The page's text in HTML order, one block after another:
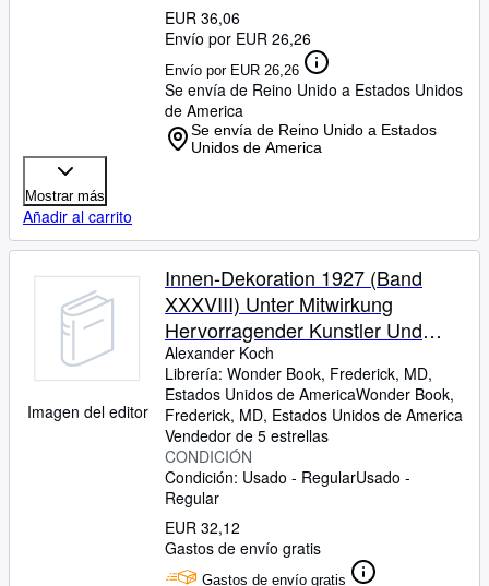
EUR 36,06
Envío por EUR 26,26
Envío por EUR 26,26
Se envía de Reino Unido a Estados Unidos
de America
Se envía de Reino Unido a Estados
Unidos de America
Mostrar más
Añadir al carrito
Imagen del editor
Innen-Dekoration 1927 (Band
XXXVIII) Unter Mitwirkung
Hervorragender Kunstler Und
Fachleute Herausgegeben Und
Geleitet von
Alexander Koch
Librería: Wonder Book, Frederick, MD,
Estados Unidos de AmericaWonder Book,
Frederick, MD, Estados Unidos de America
Vendedor de 5 estrellas
CONDICIÓN
Condición: Usado - RegularUsado -
Regular
EUR 32,12
Gastos de envío gratis
Gastos de envío gratis